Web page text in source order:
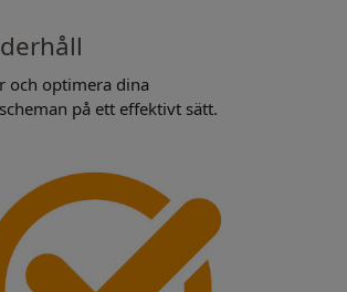
och optimera dina
på ett effektivt sätt.